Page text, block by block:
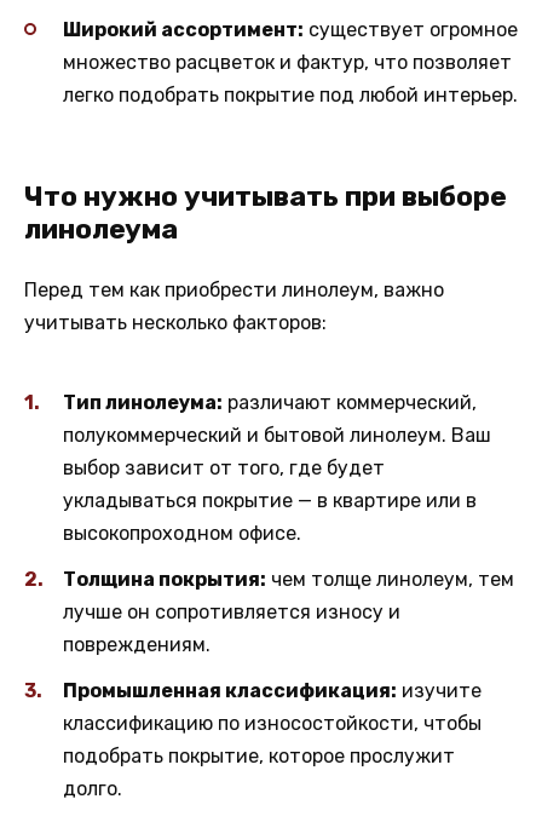
Широкий ассортимент: существует огромное
множество расцветок и фактур, что позволяет
легко подобрать покрытие под любой интерьер.
Что нужно учитывать при выборе
линолеума
Перед тем как приобрести линолеум, важно
учитывать несколько факторов:
Тип линолеума: различают коммерческий,
полукоммерческий и бытовой линолеум. Ваш
выбор зависит от того, где будет
укладываться покрытие — в квартире или в
высокопроходном офисе.
Толщина покрытия: чем толще линолеум, тем
лучше он сопротивляется износу и
повреждениям.
Промышленная классификация: изучите
классификацию по износостойкости, чтобы
подобрать покрытие, которое прослужит
долго.